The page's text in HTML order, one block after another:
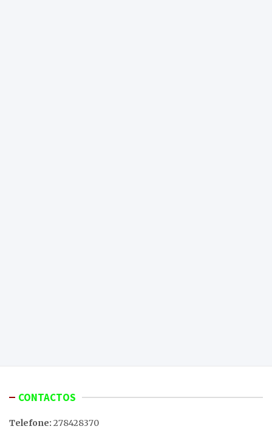
CONTACTOS
Telefone: 278428370